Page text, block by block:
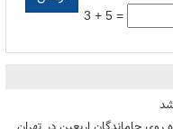
3 + 5 =